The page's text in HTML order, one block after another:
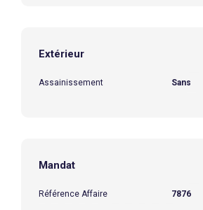
Extérieur
Assainissement Sans
Mandat
Référence Affaire 7876